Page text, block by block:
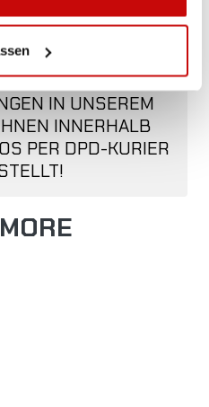
VERSAND!
IN UNSEREM
INNERHALB
PER DPD-KURIER